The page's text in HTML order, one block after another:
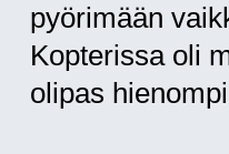
pyörimään
Kopterissa oli
olipas